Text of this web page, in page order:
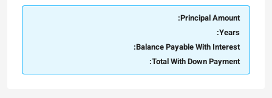
Principal Amount:
Years:
Balance Payable With Interest:
Total With Down Payment: